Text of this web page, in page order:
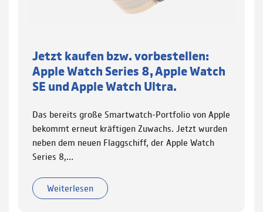
Jetzt kaufen bzw. vorbestellen:
Apple Watch Series 8, Apple Watch
SE und Apple Watch Ultra.
Das bereits große Smartwatch-Portfolio von Apple
bekommt erneut kräftigen Zuwachs. Jetzt wurden
neben dem neuen Flaggschiff, der Apple Watch
Series 8,…
Weiterlesen